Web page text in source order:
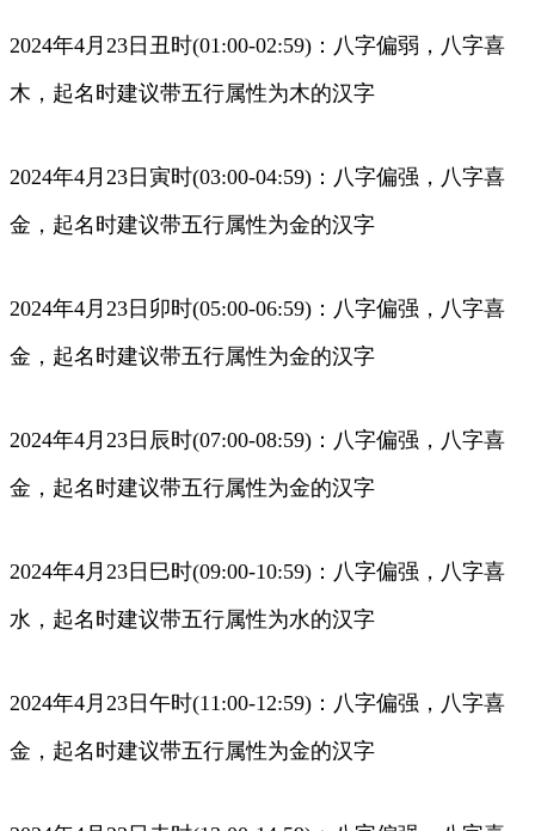
2024年4月23日丑时(01:00-02:59)：八字偏弱，八字喜
木，起名时建议带五行属性为木的汉字
2024年4月23日寅时(03:00-04:59)：八字偏强，八字喜
金，起名时建议带五行属性为金的汉字
2024年4月23日卯时(05:00-06:59)：八字偏强，八字喜
金，起名时建议带五行属性为金的汉字
2024年4月23日辰时(07:00-08:59)：八字偏强，八字喜
金，起名时建议带五行属性为金的汉字
2024年4月23日巳时(09:00-10:59)：八字偏强，八字喜
水，起名时建议带五行属性为水的汉字
2024年4月23日午时(11:00-12:59)：八字偏强，八字喜
金，起名时建议带五行属性为金的汉字